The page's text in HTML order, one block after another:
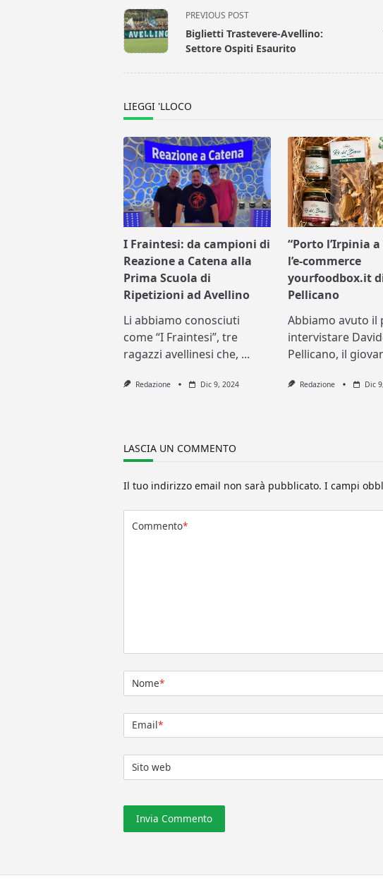
<span
class="nav-
subtitle
PREVIOUS POST
Biglietti Trastevere-Avellino:
Settore Ospiti Esaurito
LIEGGI 'LLOCO
I Fraintesi: da campioni di
Reazione a Catena alla
Prima Scuola di
Ripetizioni ad Avellino
Li abbiamo conosciuti
come “I Fraintesi”, tre
ragazzi avellinesi che, ...
Redazione Dic 9, 2024
“Porto l’Irpinia a
l’e-commerce
yourfoodbox.it
Pellicano
Abbiamo avuto il
intervistare
Pellicano, il
Redazione Dic
LASCIA UN COMMENTO
Il tuo indirizzo email non sarà pubblicato. I campi
Commento*
Nome*
Email*
Sito web